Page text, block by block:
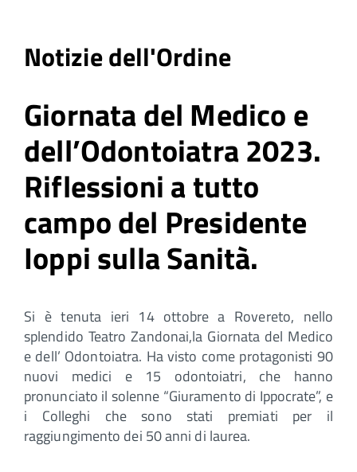
Notizie dell'Ordine
Giornata del Medico e
dell’Odontoiatra 2023.
Riflessioni a tutto
campo del Presidente
Ioppi sulla Sanità.
Si è tenuta ieri 14 ottobre a Rovereto, nello
splendido Teatro Zandonai,la Giornata del Medico
e dell’ Odontoiatra. Ha visto come protagonisti 90
nuovi medici e 15 odontoiatri, che hanno
pronunciato il solenne “Giuramento di Ippocrate”, e
i Colleghi che sono stati premiati per il
raggiungimento dei 50 anni di laurea.